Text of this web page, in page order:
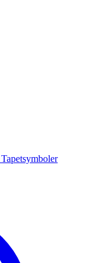
Tapetsymboler